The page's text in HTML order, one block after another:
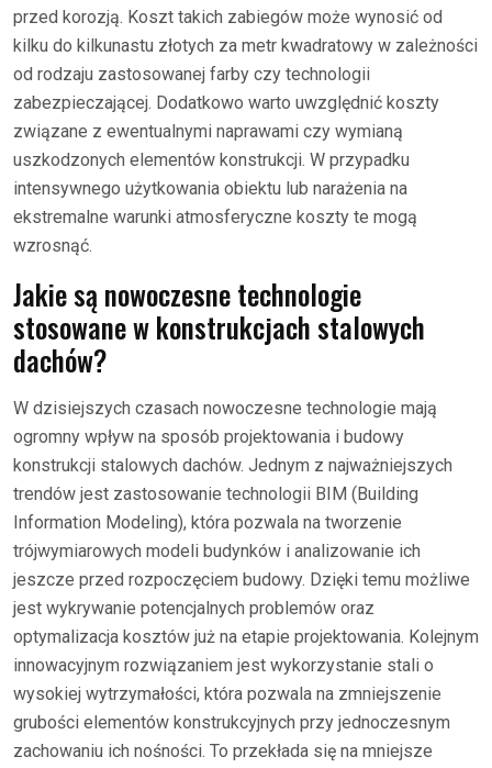
przed korozją. Koszt takich zabiegów może wynosić od
kilku do kilkunastu złotych za metr kwadratowy w zależności
od rodzaju zastosowanej farby czy technologii
zabezpieczającej. Dodatkowo warto uwzględnić koszty
związane z ewentualnymi naprawami czy wymianą
uszkodzonych elementów konstrukcji. W przypadku
intensywnego użytkowania obiektu lub narażenia na
ekstremalne warunki atmosferyczne koszty te mogą
wzrosnąć.
Jakie są nowoczesne technologie
stosowane w konstrukcjach stalowych
dachów?
W dzisiejszych czasach nowoczesne technologie mają
ogromny wpływ na sposób projektowania i budowy
konstrukcji stalowych dachów. Jednym z najważniejszych
trendów jest zastosowanie technologii BIM (Building
Information Modeling), która pozwala na tworzenie
trójwymiarowych modeli budynków i analizowanie ich
jeszcze przed rozpoczęciem budowy. Dzięki temu możliwe
jest wykrywanie potencjalnych problemów oraz
optymalizacja kosztów już na etapie projektowania. Kolejnym
innowacyjnym rozwiązaniem jest wykorzystanie stali o
wysokiej wytrzymałości, która pozwala na zmniejszenie
grubości elementów konstrukcyjnych przy jednoczesnym
zachowaniu ich nośności. To przekłada się na mniejsze